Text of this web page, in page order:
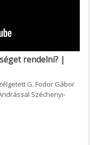
rendelni? |
G. Fodor Gábor
Széchenyi-